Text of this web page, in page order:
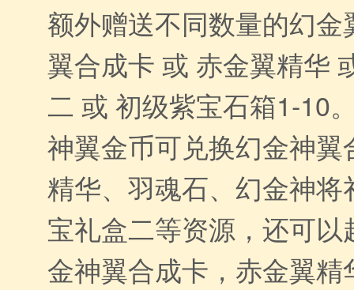
额外赠送不同数量的幻
翼合成卡 或 赤金翼精华
二 或 初级紫宝石箱1-10
神翼金币可兑换幻金神
精华、羽魂石、幻金神
宝礼盒二等资源，还可
金神翼合成卡，赤金翼